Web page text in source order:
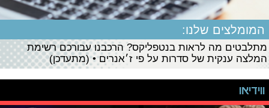
המומלצים שלנו:
מתלבטים מה לראות בנטפליקס? הרכבנו עבורכם רשימת
המלצה ענקית של סדרות על פי ז׳אנרים • (מתעדכן)
ווידיאו